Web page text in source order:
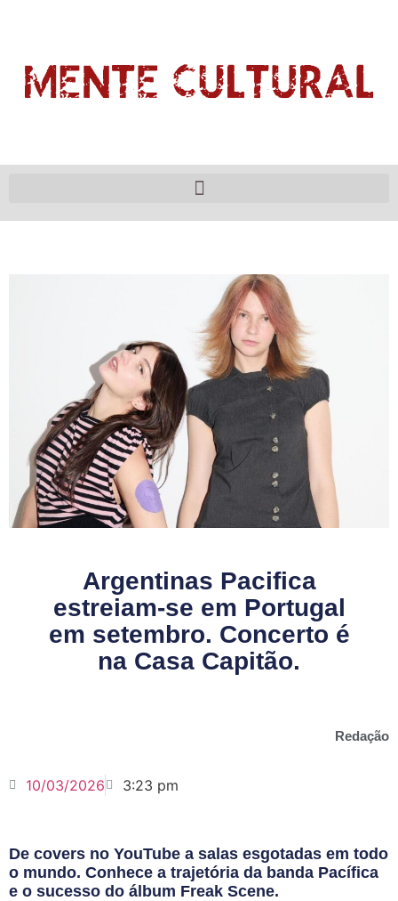
Argentinas Pacifica
estreiam-se em Portugal
em setembro. Concerto é
na Casa Capitão.
Redação
10/03/2026 3:23 pm
De covers no YouTube a salas esgotadas em todo
o mundo. Conhece a trajetória da banda Pacífica
e o sucesso do álbum Freak Scene.